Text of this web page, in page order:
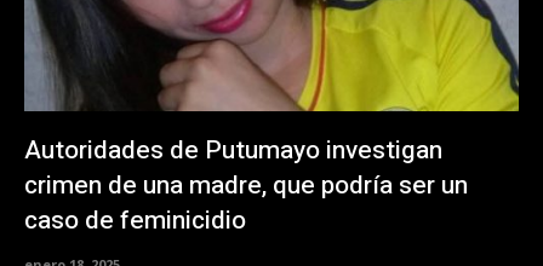
Autoridades de Putumayo investigan
crimen de una madre, que podría ser un
caso de feminicidio